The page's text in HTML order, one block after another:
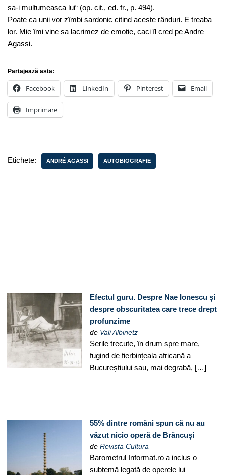
sa-i multumeasca lui“ (op. cit., ed. fr., p. 494).
Poate ca unii vor zîmbi sardonic citind aceste rânduri. E treaba
lor. Mie îmi vine sa lacrimez de emotie, caci îl cred pe Andre
Agassi.
Partajează asta:
Facebook LinkedIn Pinterest Email
Imprimare
Etichete: ANDRÉ AGASSI AUTOBIOGRAFIE
Efectul guru. Despre Nae Ionescu și
despre obscuritatea care trece drept
profunzime
de Vali Albinetz
Serile trecute, în drum spre mare,
fugind de fierbințeala africană a
Bucureștiului sau, mai degrabă, […]
55% dintre români spun că nu au
văzut nicio operă de Brâncuși
deRevista Cultura
Barometrul Informat.ro a inclus o
subtemă legată de operele lui